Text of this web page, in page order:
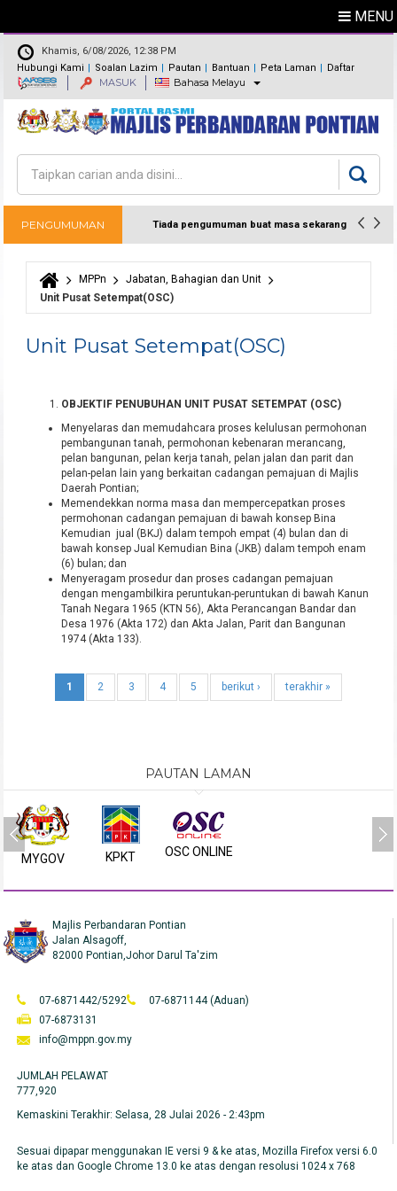
MENU
Khamis, 6/08/2026, 12:38 PM
Hubungi Kami
Direktori
Soalan Lazim Pautan Bantuan Peta Laman Daftar
MASUK Bahasa Melayu
Borang carian
PENGUMUMAN Tiada pengumuman buat masa sekarang
Anda di sini
MPPn
Jabatan, Bahagian dan Unit
Unit Pusat Setempat(OSC)
Unit Pusat Setempat(OSC)
OBJEKTIF PENUBUHAN UNIT PUSAT SETEMPAT (OSC)
Menyelaras dan memudahcara proses kelulusan permohonan
pembangunan tanah, permohonan kebenaran merancang,
pelan bangunan, pelan kerja tanah, pelan jalan dan parit dan
pelan-pelan lain yang berkaitan cadangan pemajuan di Majlis
Daerah Pontian;
Memendekkan norma masa dan mempercepatkan proses
permohonan cadangan pemajuan di bawah konsep Bina
Kemudian jual (BKJ) dalam tempoh empat (4) bulan dan di
bawah konsep Jual Kemudian Bina (JKB) dalam tempoh enam
(6) bulan; dan
Menyeragam prosedur dan proses cadangan pemajuan
dengan mengambilkira peruntukan-peruntukan di bawah Kanun
Tanah Negara 1965 (KTN 56), Akta Perancangan Bandar dan
Desa 1976 (Akta 172) dan Akta Jalan, Parit dan Bangunan
1974 (Akta 133).
1 2 3 4 5 berikut › terakhir »
PAUTAN LAMAN
MYGOV KPKT OSC ONLINE
Majlis Perbandaran Pontian
Jalan Alsagoff,
82000 Pontian,Johor Darul Ta'zim
07-6871442/5292
07-6871144 (Aduan)
07-6873131
info@mppn.gov.my
JUMLAH PELAWAT
777,920
Kemaskini Terakhir:Selasa, 28 Julai 2026 - 2:43pm
Sesuai dipapar menggunakan IE versi 9 & ke atas, Mozilla Firefox versi 6.0
ke atas dan Google Chrome 13.0 ke atas dengan resolusi 1024 x 768